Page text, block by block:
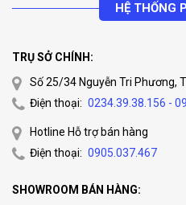
HỆ THỐNG
TRỤ SỞ CHÍNH:
Số 25/34 Nguyễn Tri Phương,
Điện thoại: 0234.39.38.156 -
Hotline Hỗ trợ bán hàng
Điện thoại: 0905.037.467
SHOWROOM BÁN HÀNG: